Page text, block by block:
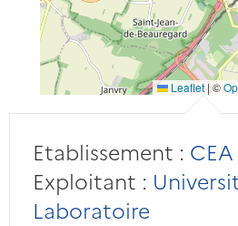
Leaflet |©
Etablissement :
Exploitant :
Laboratoire